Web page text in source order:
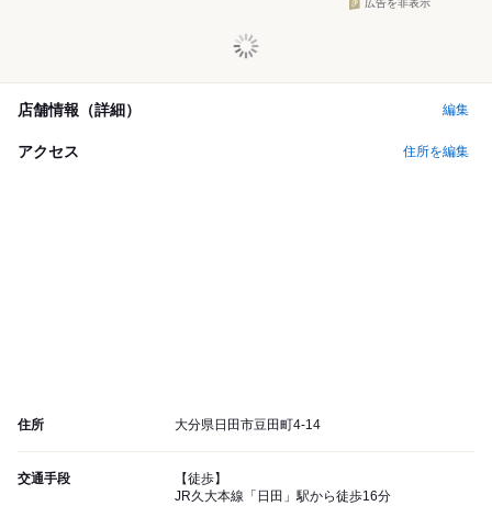
広告を非表示
店舗情報（詳細） 編集
アクセス 住所を編集
住所 大分県日田市豆田町4-14
交通手段
【徒歩】
JR久大本線「日田」駅から徒歩16分